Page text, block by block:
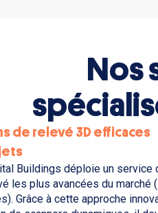
Nos
de relevé 3D efficaces
Buildings déploie un service
les plus avancées du marché
Grâce à cette approche